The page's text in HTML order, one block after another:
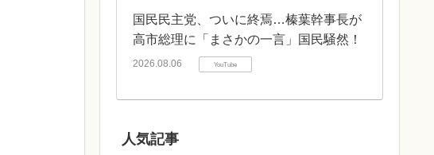
国民民主党、ついに終焉…榛葉幹事長が
高市総理に「まさかの一言」国民騒然！
2026.08.06 YouTube
人気記事